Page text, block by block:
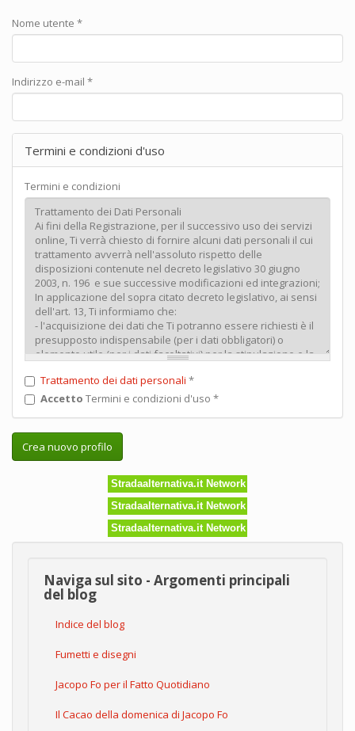
Nome utente *
Indirizzo e-mail *
Termini e condizioni d'uso
Termini e condizioni
Trattamento dei dati personali *
Accetto Termini e condizioni d'uso *
Crea nuovo profilo
Stradaalternativa.it Network
Stradaalternativa.it Network
Stradaalternativa.it Network
Naviga sul sito - Argomenti principali
del blog
Indice del blog
Fumetti e disegni
Jacopo Fo per il Fatto Quotidiano
Il Cacao della domenica di Jacopo Fo